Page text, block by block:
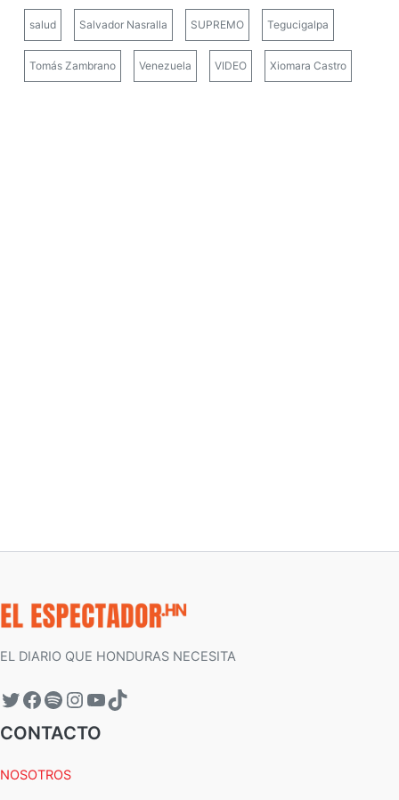
salud Salvador Nasralla SUPREMO Tegucigalpa
Tomás Zambrano Venezuela VIDEO Xiomara Castro
EL DIARIO QUE HONDURAS NECESITA
CONTACTO
NOSOTROS